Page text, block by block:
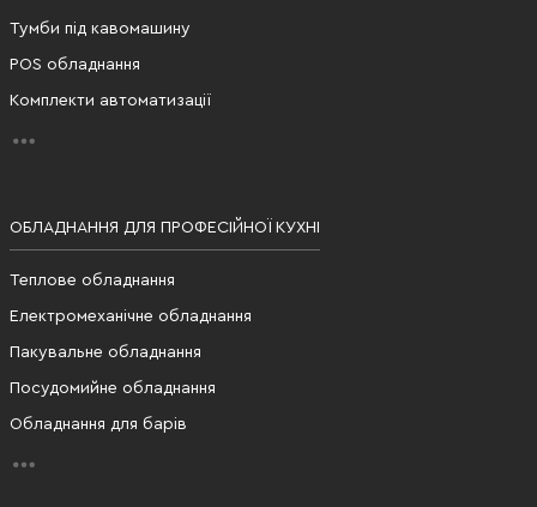
Тумби під кавомашину
POS обладнання
Комплекти автоматизації
ОБЛАДНАННЯ ДЛЯ ПРОФЕСІЙНОЇ КУХНІ
Теплове обладнання
Електромеханічне обладнання
Пакувальне обладнання
Посудомийне обладнання
Обладнання для барів